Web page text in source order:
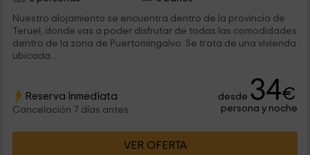
Nuestro alojamiento se encuentra dentro de la provincia de
Teruel, donde vas a poder disfrutar de todas las comodidades
dentro de la zona de Puertomingalvo. Se trata de una vivienda
ubicada...
Reserva inmediata
Cancelación 7 días antes
desde 34€
persona y noche
VER OFERTA